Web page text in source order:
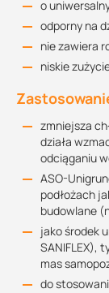
o
odporny na
nie zawiera
niskie
zmniejsza
działa
odciąganiu
ASO-
podłożach
budowlane
jako środek
SANIFLEX),
mas
do